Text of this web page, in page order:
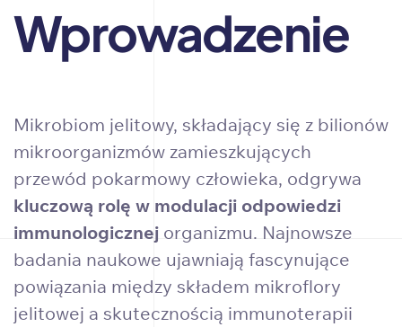
Wprowadzenie
Mikrobiom jelitowy, składający się z bilionów
mikroorganizmów zamieszkujących
przewód pokarmowy człowieka, odgrywa
kluczową rolę w modulacji odpowiedzi
immunologicznej organizmu. Najnowsze
badania naukowe ujawniają fascynujące
powiązania między składem mikroflory
jelitowej a skutecznością immunoterapii